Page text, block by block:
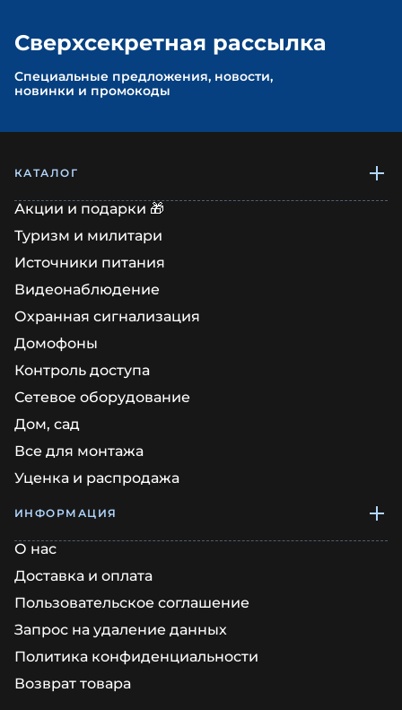
Сверхсекретная рассылка
Cпециальные предложения, новости,
новинки и промокоды
КАТАЛОГ
Акции и подарки 🎁
Туризм и милитари
Источники питания
Видеонаблюдение
Охранная сигнализация
Домофоны
Контроль доступа
Сетевое оборудование
Дом, сад
Все для монтажа
Уценка и распродажа
ИНФОРМАЦИЯ
О нас
Доставка и оплата
Пользовательское соглашение
Запрос на удаление данных
Политика конфиденциальности
Возврат товара